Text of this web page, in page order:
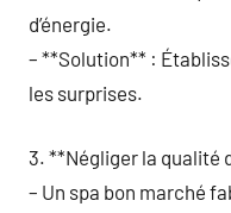
d’énergie.
– **Solution** :
les surprises.
3. **Négliger la qualité
– Un spa bon marché